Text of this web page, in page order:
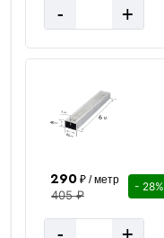
- +
290₽ / метр
405 ₽
- 28%